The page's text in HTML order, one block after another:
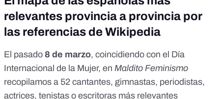
relevantes provincia a provincia por
las referencias de Wikipedia
El pasado 8 de marzo, coincidiendo con el Día
Internacional de la Mujer, en Maldito Feminismo
recopilamos a 52 cantantes, gimnastas, periodistas,
actrices, tenistas o escritoras más relevantes